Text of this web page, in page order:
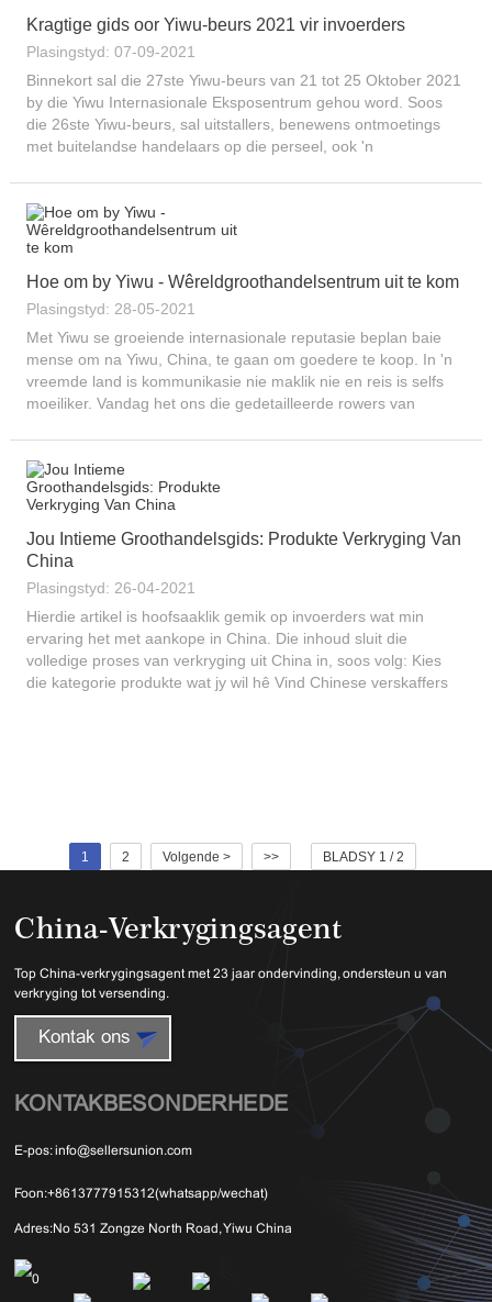
Kragtige gids oor Yiwu-beurs 2021 vir invoerders
Plasingstyd: 07-09-2021
Binnekort sal die 27ste Yiwu-beurs van 21 tot 25 Oktober 2021
by die Yiwu Internasionale Eksposentrum gehou word. Soos
die 26ste Yiwu-beurs, sal uitstallers, benewens ontmoetings
met buitelandse handelaars op die perseel, ook 'n
Hoe om by Yiwu - Wêreldgroothandelsentrum uit te kom
Plasingstyd: 28-05-2021
Met Yiwu se groeiende internasionale reputasie beplan baie
mense om na Yiwu, China, te gaan om goedere te koop. In 'n
vreemde land is kommunikasie nie maklik nie en reis is selfs
moeiliker. Vandag het ons die gedetailleerde rowers van
Jou Intieme Groothandelsgids: Produkte Verkryging Van
China
Plasingstyd: 26-04-2021
Hierdie artikel is hoofsaaklik gemik op invoerders wat min
ervaring het met aankope in China. Die inhoud sluit die
volledige proses van verkryging uit China in, soos volg: Kies
die kategorie produkte wat jy wil hê Vind Chinese verskaffers
1 2 Volgende > >> BLADSY 1 / 2
China-Verkrygingsagent
Top China-verkrygingsagent met 23 jaar ondervinding, ondersteun u van
verkryging tot versending.
Kontak ons
KONTAKBESONDERHEDE
E-pos: info@sellersunion.com
Foon:+8613777915312(whatsapp/wechat)
Adres:No 531 Zongze North Road, Yiwu China